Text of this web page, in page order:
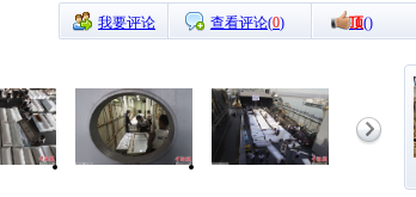
我要评论 查看评论(0) 顶()